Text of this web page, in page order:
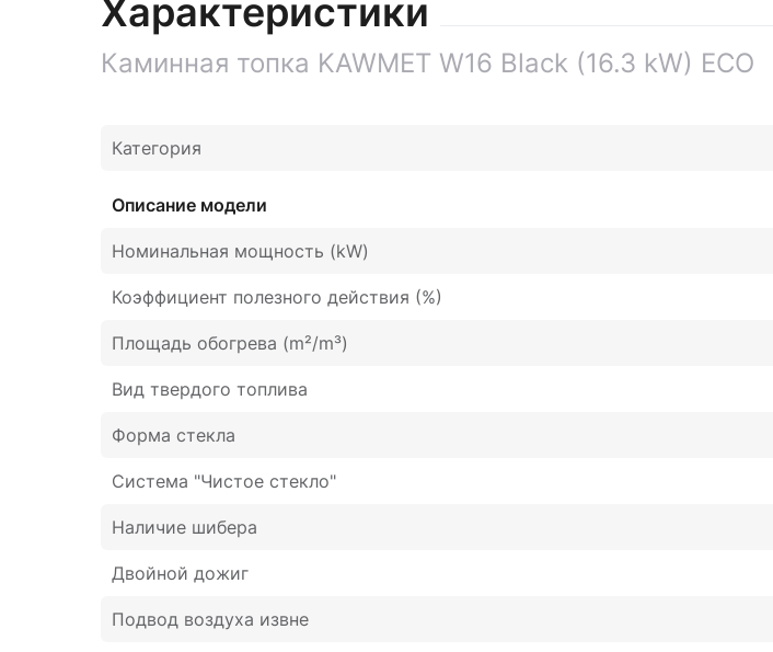
Характеристики
Каминная топка KAWMET W16 Black (16.3 kW) ECO
Категория
Описание модели
Номинальная мощность (kW)
Коэффициент полезного действия (%)
Площадь обогрева (m²/m³)
Вид твердого топлива
Форма стекла
Система "Чистое стекло"
Наличие шибера
Двойной дожиг
Подвод воздуха извне